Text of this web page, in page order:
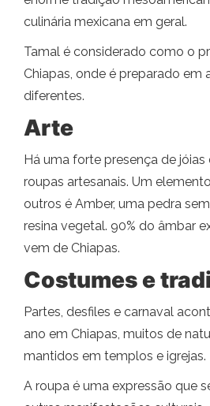
culinária mexicana em geral.
Tamal é considerado como o
Chiapas, onde é preparado em
diferentes.
Arte
Há uma forte presença de jóias
roupas artesanais. Um
outros é Amber, uma pedra
resina vegetal. 90% do âmbar
vem de Chiapas.
Costumes e
Partes, desfiles e carnaval
ano em Chiapas, muitos de
mantidos em templos e igrejas.
A roupa é uma expressão que